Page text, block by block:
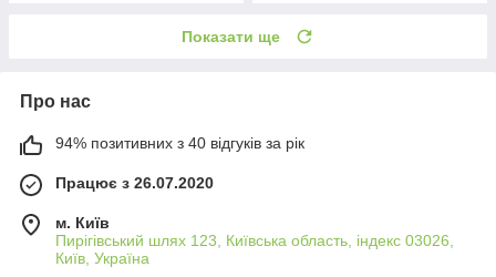
Показати ще
Про нас
94% позитивних з 40 відгуків за рік
Працює з 26.07.2020
м. Київ
Пирігівський шлях 123, Київська область, індекс 03026,
Київ, Україна